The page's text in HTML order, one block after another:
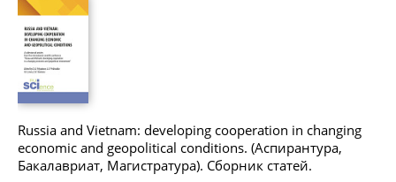
Russia and Vietnam: developing cooperation in changing
economic and geopolitical conditions. (Аспирантура,
Бакалавриат, Магистратура). Сборник статей.